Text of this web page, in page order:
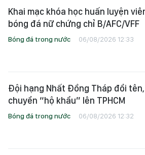
Khai mạc khóa học huấn luyện
bóng đá nữ chứng chỉ B/AFC/VFF
Bóng đá trong nước 06/08/2026 12:33
Đội hạng Nhất Đồng Tháp đổi tên,
chuyển “hộ khẩu” lên TPHCM
Bóng đá trong nước 06/08/2026 12:32